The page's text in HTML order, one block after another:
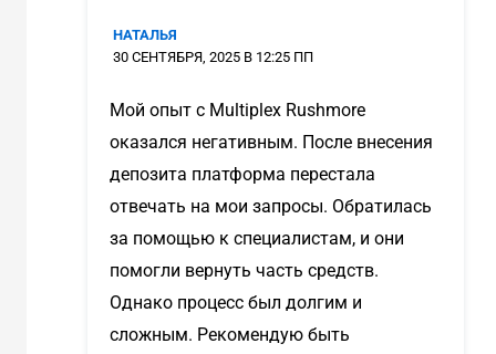
НАТАЛЬЯ
30 СЕНТЯБРЯ, 2025 В 12:25 ПП
Мой опыт с Multiplex Rushmore
оказался негативным. После внесения
депозита платформа перестала
отвечать на мои запросы. Обратилась
за помощью к специалистам, и они
помогли вернуть часть средств.
Однако процесс был долгим и
сложным. Рекомендую быть